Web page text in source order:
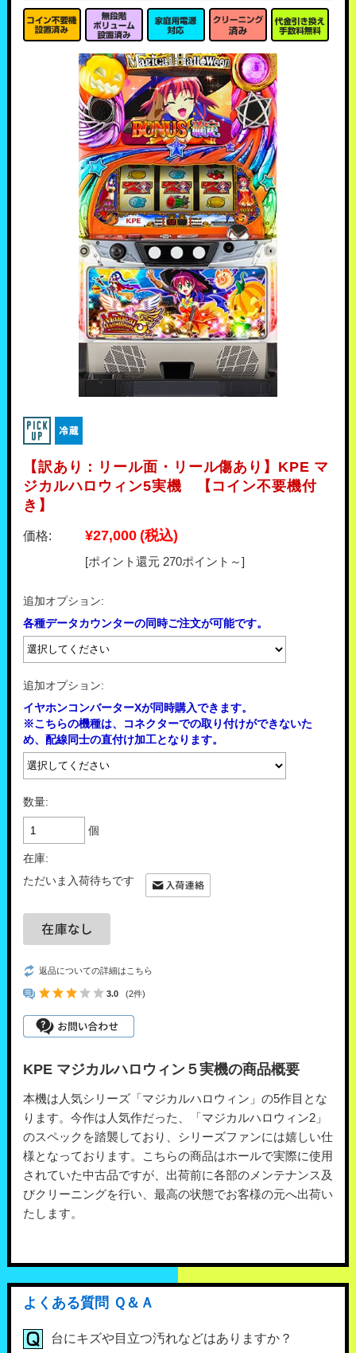
【訳あり：リール面・リール傷あり】KPE マ
ジカルハロウィン5実機 【コイン不要機付
き】
価格: ¥27,000(税込)
[ポイント還元 270ポイント～]
追加オプション:
各種データカウンターの同時ご注文が可能です。
追加オプション:
イヤホンコンバーターXが同時購入できます。
※こちらの機種は、コネクターでの取り付けができないた
め、配線同士の直付け加工となります。
数量:
個
在庫:
ただいま入荷待ちです
返品についての詳細はこちら
3.0 (2件)
KPE マジカルハロウィン５実機の商品概要
本機は人気シリーズ「マジカルハロウィン」の5作目とな
ります。今作は人気作だった、「マジカルハロウィン2」
のスペックを踏襲しており、シリーズファンには嬉しい仕
様となっております。こちらの商品はホールで実際に使用
されていた中古品ですが、出荷前に各部のメンテナンス及
びクリーニングを行い、最高の状態でお客様の元へ出荷い
たします。
よくある質問 Ｑ＆Ａ
台にキズや目立つ汚れなどはありますか？